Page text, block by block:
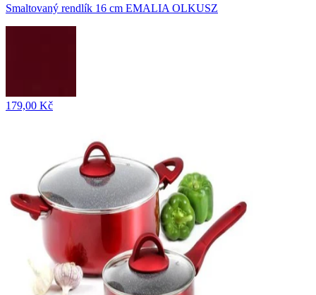
Smaltovaný rendlík 16 cm EMALIA OLKUSZ
179,00 Kč